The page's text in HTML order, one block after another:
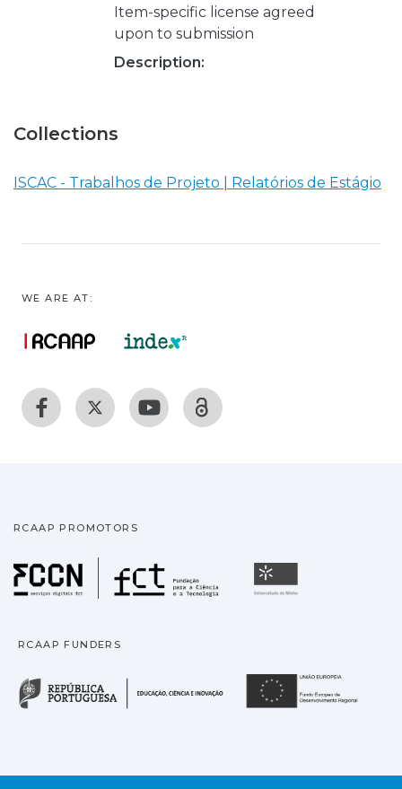
Item-specific license agreed
upon to submission
Description:
Collections
ISCAC - Trabalhos de Projeto | Relatórios de Estágio
WE ARE AT:
RCAAP PROMOTORS
Fundação para a
RCAAP FUNDERS
República Portuguesa